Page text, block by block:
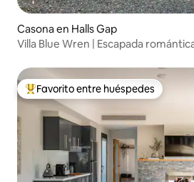
Casona en Halls Gap
Villa Blue Wren | Escapada
Favorito entre los huéspedes más
Favorito entre huéspedes